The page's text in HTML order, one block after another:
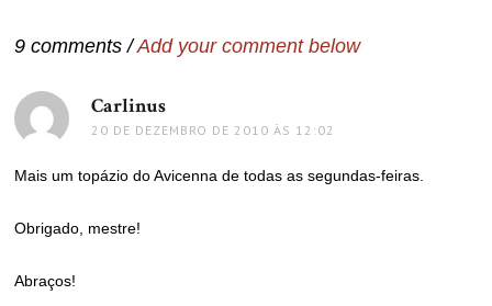
9 comments /Add your comment below
Carlinus
20 DE DEZEMBRO DE 2010 ÀS 12:02
Mais um topázio do Avicenna de todas as segundas-feiras.
Obrigado, mestre!
Abraços!